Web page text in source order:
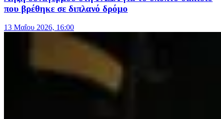
που βρέθηκε σε διπλανό δρόμο
13 Μαΐου 2026, 16:00